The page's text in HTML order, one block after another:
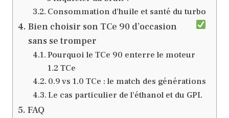
Consommation d’huile et santé du turbo
Bien choisir son TCe 90 d’occasion
sans se tromper
Pourquoi le TCe 90 enterre le moteur
1.2 TCe
0.9 vs 1.0 TCe : le match des générations
Le cas particulier de l’éthanol et du GPL
FAQ